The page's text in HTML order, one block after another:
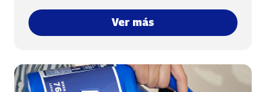
Ver más